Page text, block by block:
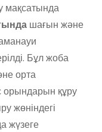
мақсатында
шағын және
Бұл жоба
орта
орындарын құру
жөніндегі
жүзеге